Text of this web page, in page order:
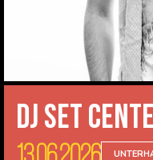
DJ Set